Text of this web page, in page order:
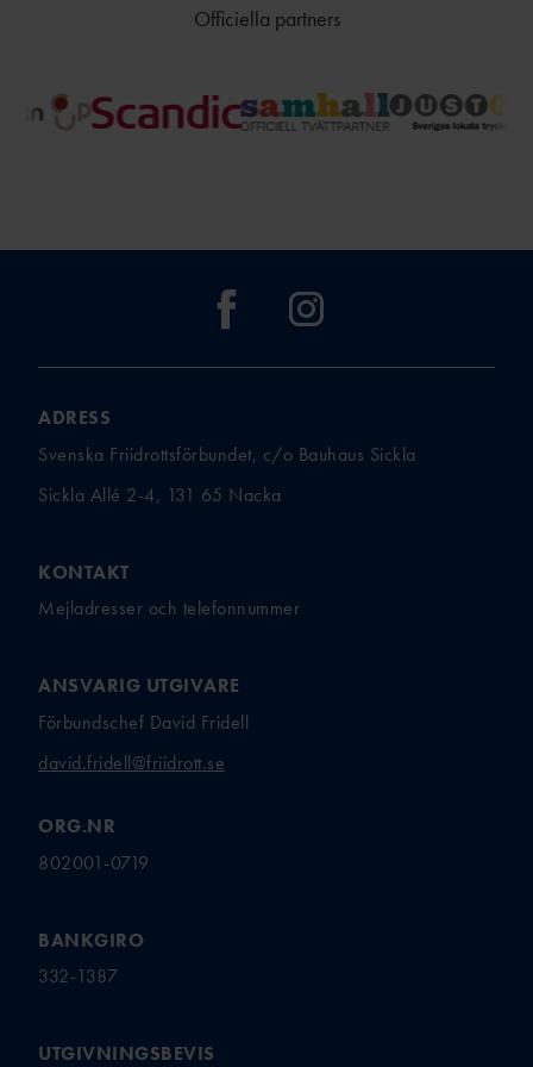
Officiella partners
ADRESS
Svenska Friidrottsförbundet, c/o Bauhaus Sickla
Sickla Allé 2-4, 131 65 Nacka
KONTAKT
Mejladresser och telefonnummer
ANSVARIG UTGIVARE
Förbundschef David Fridell
david.fridell@friidrott.se
ORG.NR
802001-0719
BANKGIRO
332-1387
UTGIVNINGSBEVIS